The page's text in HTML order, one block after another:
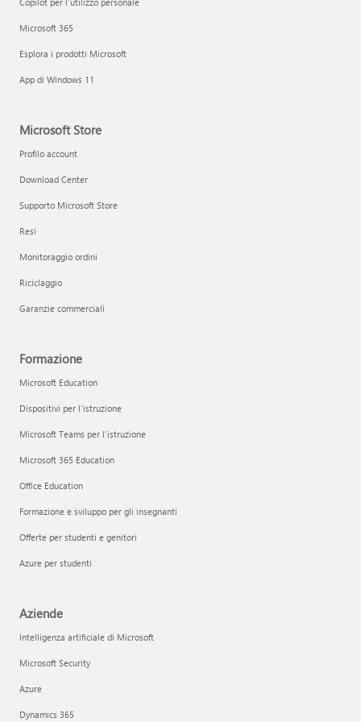
Microsoft 365
Esplora i prodotti Microsoft
App di Windows 11
Microsoft Store
Profilo account
Download Center
Supporto Microsoft Store
Resi
Monitoraggio ordini
Riciclaggio
Garanzie commerciali
Formazione
Microsoft Education
Dispositivi per l'istruzione
Microsoft Teams per l'istruzione
Microsoft 365 Education
Office Education
Formazione e sviluppo per gli insegnanti
Offerte per studenti e genitori
Azure per studenti
Aziende
Intelligenza artificiale di Microsoft
Microsoft Security
Azure
Dynamics 365